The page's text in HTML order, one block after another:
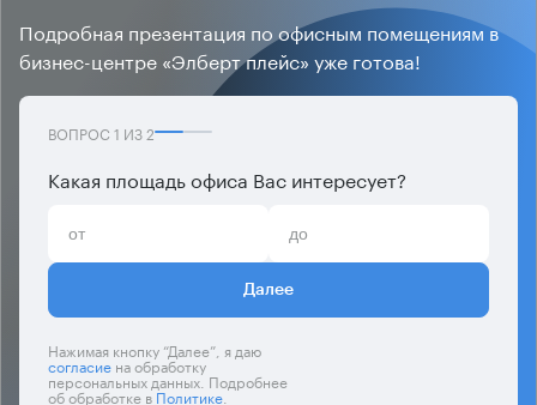
Подробная презентация по офисным помещениям в
бизнес-центре «Элберт плейс» уже готова!
ВОПРОС 1 ИЗ2
Какая площадь офиса Вас интересует?
Далее
Нажимая кнопку “Далее”, я даю
согласиена обработку
персональных данных. Подробнее
об обработке вПолитике.